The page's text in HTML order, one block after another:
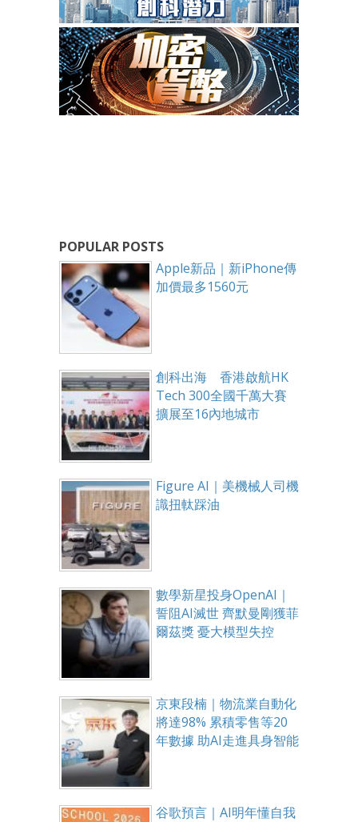
POPULAR POSTS
Apple新品｜新iPhone傳
加價最多1560元
創科出海 香港啟航HK
Tech 300全國千萬大賽
擴展至16內地城市
Figure AI｜美機械人司機
識扭軚踩油
數學新星投身OpenAI｜
誓阻AI滅世 齊默曼剛獲菲
爾茲獎 憂大模型失控
京東段楠｜物流業自動化
將達98% 累積零售等20
年數據 助AI走進具身智能
谷歌預言｜AI明年懂自我